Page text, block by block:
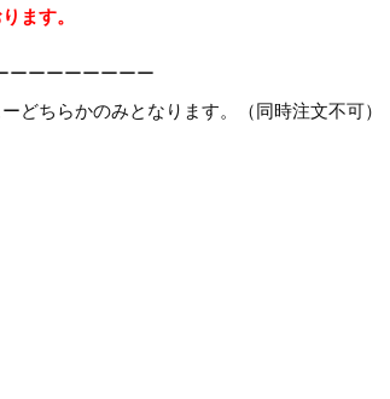
ます。
ーーーーーーーー
どちらかのみとなります。（同時注文不可）